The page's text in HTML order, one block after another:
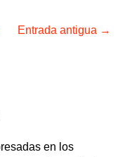
Entrada antigua →
en los